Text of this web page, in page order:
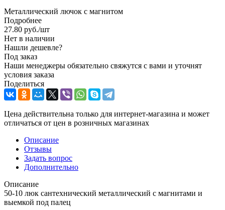
Металлический лючок с магнитом
Подробнее
27.80 руб./шт
Нет в наличии
Нашли дешевле?
Под заказ
Наши менеджеры обязательно свяжутся с вами и уточнят
условия заказа
Поделиться
Цена действительна только для интернет-магазина и может
отличаться от цен в розничных магазинах
Описание
Отзывы
Задать вопрос
Дополнительно
Описание
50-10 люк сантехнический металлический с магнитами и
выемкой под палец